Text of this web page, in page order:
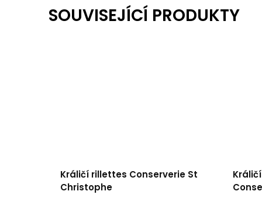
SOUVISEJÍCÍ PRODUKTY
Králičí rillettes Conserverie St
Christophe